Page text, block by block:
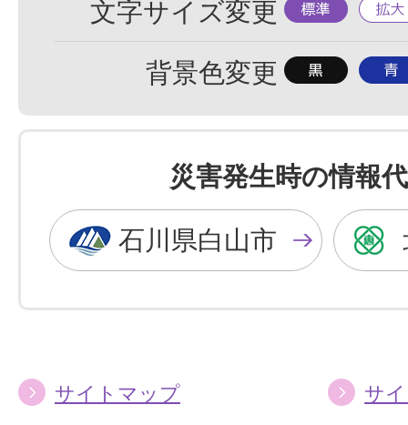
文字サイズ変更 標
準
拡
大
背景色変更 背
色
を
黒
色
に
背
色
を
青
色
に
災害発生時の情報
石川県白山市
サイトマップ サ